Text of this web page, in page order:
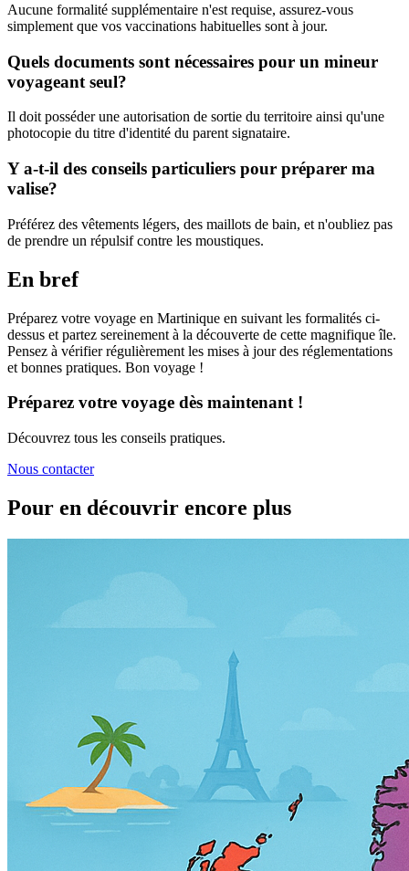
Aucune formalité supplémentaire n'est requise, assurez-vous
simplement que vos vaccinations habituelles sont à jour.
Quels documents sont nécessaires pour un mineur
voyageant seul?
Il doit posséder une autorisation de sortie du territoire ainsi qu'une
photocopie du titre d'identité du parent signataire.
Y a-t-il des conseils particuliers pour préparer ma
valise?
Préférez des vêtements légers, des maillots de bain, et n'oubliez pas
de prendre un répulsif contre les moustiques.
En bref
Préparez votre voyage en Martinique en suivant les formalités ci-
dessus et partez sereinement à la découverte de cette magnifique île.
Pensez à vérifier régulièrement les mises à jour des réglementations
et bonnes pratiques. Bon voyage !
Préparez votre voyage dès maintenant !
Découvrez tous les conseils pratiques.
Nous contacter
Pour en découvrir encore plus